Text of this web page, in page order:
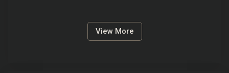
View More